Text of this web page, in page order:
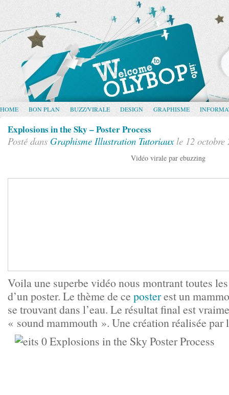
HOME BON PLAN BUZZ/VIRALE DESIGN GRAPHISME
Explosions in the Sky – Poster Process
Posté dans Graphisme Illustration Tutoriauxle 12 octobre
Vidéo virale par ebuzzing
Voila une superbe vidéo nous montrant toutes
d’un poster. Le thème de ce posterest un
se trouvant dans l’eau. Le résultat final est
« sound mammouth ». Une création réalisée